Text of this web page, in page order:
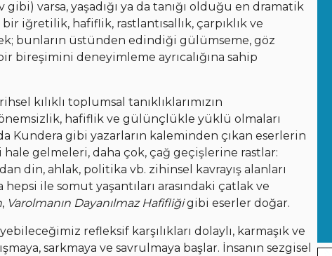
varsa, yaşadığı ya da tanığı olduğu en dramatik
iğretilik, hafiflik, rastlantısallık, çarpıklık ve
bunların üstünden edindiği gülümseme, göz
bireşimini deneyimleme ayrıcalığına sahip
kılıklı toplumsal tanıklıklarımızın
hafiflik ve gülünçlükle yüklü olmaları
Kundera gibi yazarların kaleminden çıkan eserlerin
gelmeleri, daha çok, çağ geçişlerine rastlar:
din, ahlak, politika vb. zihinsel kavrayış alanları
ile somut yaşantıları arasındaki çatlak ve
, Varolmanın Dayanılmaz Hafifliğigibi eserler doğar.
refleksif karşılıkları dolaylı, karmaşık ve
sarkmaya ve savrulmaya başlar. İnsanın sezgisel